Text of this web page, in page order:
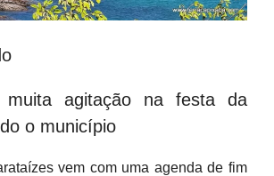
muita agitação na festa da
o município
vem com uma agenda de fim